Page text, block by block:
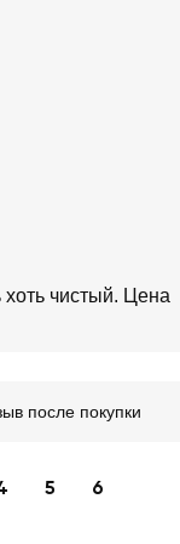
хоть чистый. Цена
после покупки
5 6